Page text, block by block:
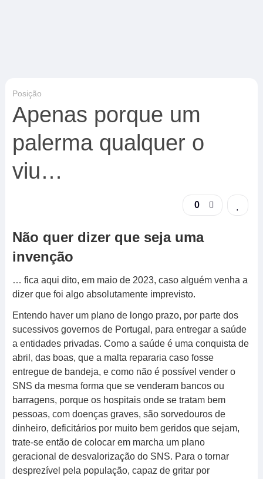
Posição
Apenas porque um
palerma qualquer o
viu…
0
Não quer dizer que seja uma
invenção
… fica aqui dito, em maio de 2023, caso alguém venha a
dizer que foi algo absolutamente imprevisto.
Entendo haver um plano de longo prazo, por parte dos
sucessivos governos de Portugal, para entregar a saúde
a entidades privadas. Como a saúde é uma conquista de
abril, das boas, que a malta repararia caso fosse
entregue de bandeja, e como não é possível vender o
SNS da mesma forma que se venderam bancos ou
barragens, porque os hospitais onde se tratam bem
pessoas, com doenças graves, são sorvedouros de
dinheiro, deficitários por muito bem geridos que sejam,
trate-se então de colocar em marcha um plano
geracional de desvalorização do SNS. Para o tornar
desprezível pela população, capaz de gritar por